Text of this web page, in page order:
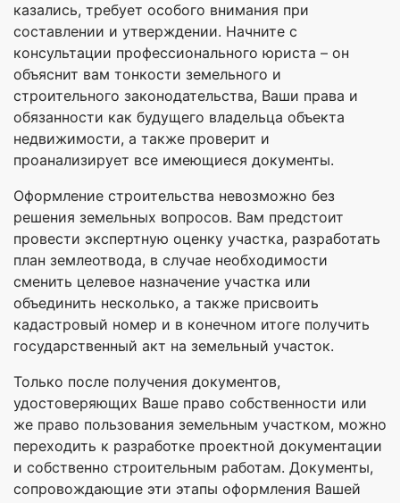
казались, требует особого внимания при
составлении и утверждении. Начните с
консультации профессионального юриста – он
объяснит вам тонкости земельного и
строительного законодательства, Ваши права и
обязанности как будущего владельца объекта
недвижимости, а также проверит и
проанализирует все имеющиеся документы.
Оформление строительства невозможно без
решения земельных вопросов. Вам предстоит
провести экспертную оценку участка, разработать
план землеотвода, в случае необходимости
сменить целевое назначение участка или
объединить несколько, а также присвоить
кадастровый номер и в конечном итоге получить
государственный акт на земельный участок.
Только после получения документов,
удостоверяющих Ваше право собственности или
же право пользования земельным участком, можно
переходить к разработке проектной документации
и собственно строительным работам. Документы,
сопровождающие эти этапы оформления Вашей